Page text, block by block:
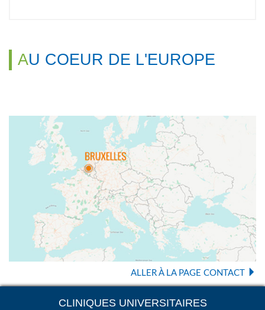
AU COEUR DE L'EUROPE
ALLER À LA PAGE CONTACT
CLINIQUES UNIVERSITAIRES